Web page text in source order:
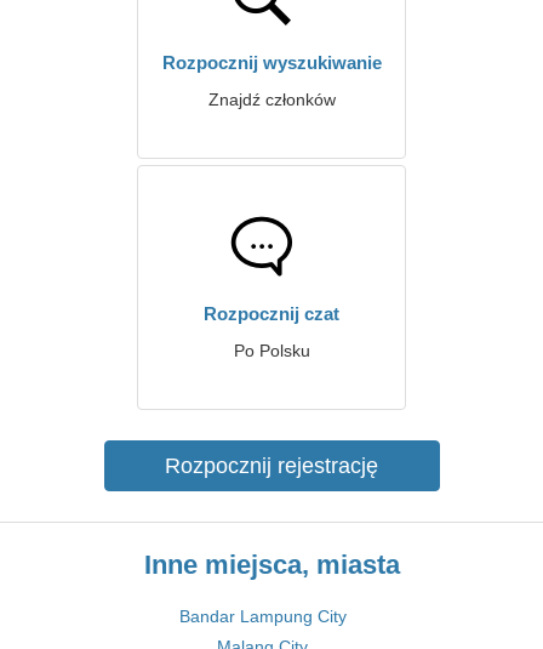
Rozpocznij wyszukiwanie
Znajdź członków
Rozpocznij czat
Po Polsku
Rozpocznij rejestrację
Inne miejsca, miasta
Bandar Lampung City